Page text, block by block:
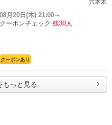
六本木
08月20日(木) 21:00～
クーポンチェック 残30人
クーポンあり
もっと見る